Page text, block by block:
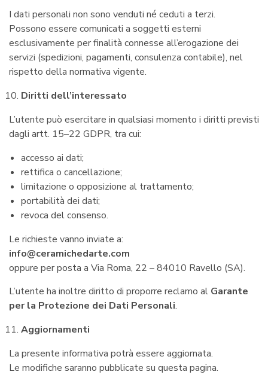
I dati personali non sono venduti né ceduti a terzi.
Possono essere comunicati a soggetti esterni
esclusivamente per finalità connesse all’erogazione dei
servizi (spedizioni, pagamenti, consulenza contabile), nel
rispetto della normativa vigente.
Diritti dell’interessato
L’utente può esercitare in qualsiasi momento i diritti previsti
dagli artt. 15–22 GDPR, tra cui:
accesso ai dati;
rettifica o cancellazione;
limitazione o opposizione al trattamento;
portabilità dei dati;
revoca del consenso.
Le richieste vanno inviate a:
info@ceramichedarte.com
oppure per posta a Via Roma, 22 – 84010 Ravello (SA).
L’utente ha inoltre diritto di proporre reclamo al Garante
per la Protezione dei Dati Personali.
Aggiornamenti
La presente informativa potrà essere aggiornata.
Le modifiche saranno pubblicate su questa pagina.